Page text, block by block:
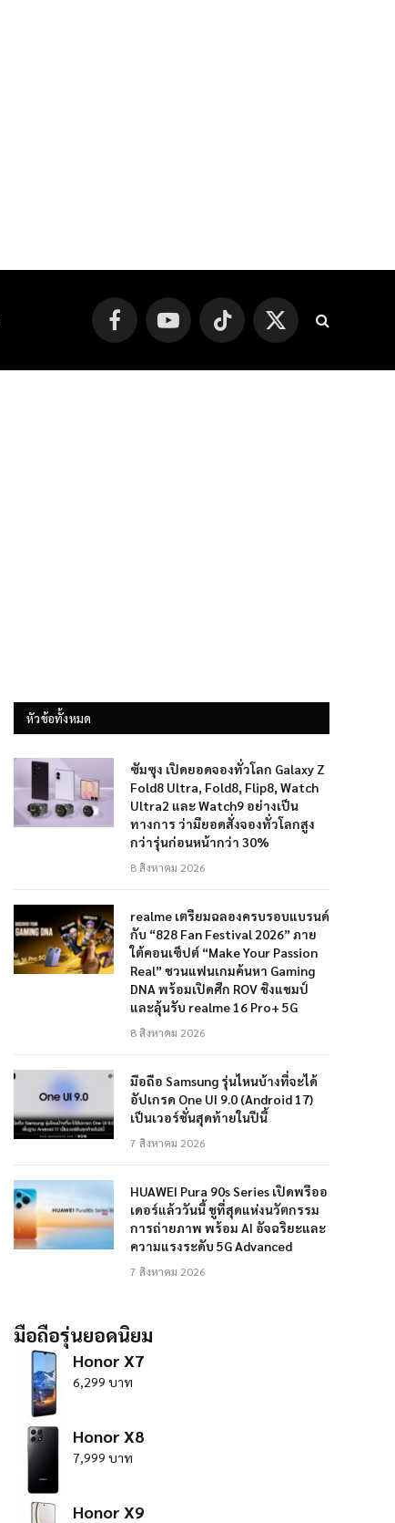
FacebookYouTube TikTok
X
(Twitter)
หัวข้อทั้งหมด
ซัมซุง เปิดยอดจองทั่วโลก Galaxy Z
Fold8 Ultra, Fold8, Flip8, Watch
Ultra2 และ Watch9 อย่างเป็น
ทางการ ว่ามียอดสั่งจองทั่วโลกสูง
กว่ารุ่นก่อนหน้ากว่า 30%
8 สิงหาคม 2026
realme เตรียมฉลองครบรอบแบรนด์
กับ “828 Fan Festival 2026” ภาย
ใต้คอนเซ็ปต์ “Make Your Passion
Real” ชวนแฟนเกมค้นหา Gaming
DNA พร้อมเปิดศึก ROV ชิงแชมป์
และลุ้นรับ realme 16 Pro+ 5G
8 สิงหาคม 2026
มือถือ Samsung รุ่นไหนบ้างที่จะได้
อัปเกรด One UI 9.0 (Android 17)
เป็นเวอร์ชั่นสุดท้ายในปีนี้
7 สิงหาคม 2026
HUAWEI Pura 90s Series เปิดพรีออ
เดอร์แล้ววันนี้ ชูที่สุดแห่งนวัตกรรม
การถ่ายภาพ พร้อม AI อัจฉริยะและ
ความแรงระดับ 5G Advanced
7 สิงหาคม 2026
มือถือรุ่นยอดนิยม
Honor X7
6,299 บาท
Honor X8
7,999 บาท
Honor X9